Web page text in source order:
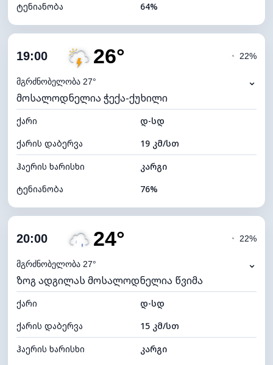
ტენიანობა
64%
ღრუბლიანობა
ნამის წერტილი
ხილვადობა
9 კმ
განათების ინდექსი 4 (მკრთალი)
ღრუბლის სიმაღლე 7040 მ
19:00 26°
მგრძნობელობა 27°
◔ 22%
⌄
მოსალოდნელია ჭექა-ქუხილი
ქარი
დ-სდ
ქარის დაბერვა
19 კმ/სთ
ჰაერის ხარისხი
კარგი
ტენიანობა
76%
ღრუბლიანობა
ნამის წერტილი
ხილვადობა
9 კმ
განათების ინდექსი 4 (მკრთალი)
ღრუბლის სიმაღლე 4880 მ
20:00 24°
მგრძნობელობა 27°
◔ 22%
⌄
ზოგ ადგილას მოსალოდნელია წვიმა
ქარი
დ-სდ
ქარის დაბერვა
15 კმ/სთ
ჰაერის ხარისხი
კარგი